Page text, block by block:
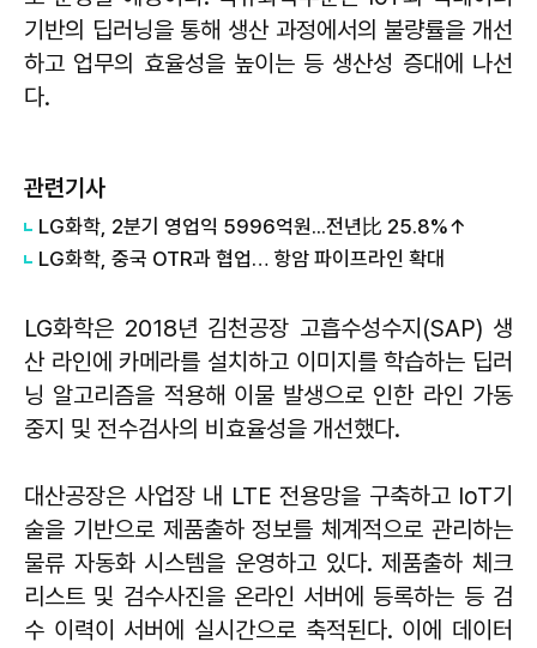
기반의 딥러닝을 통해 생산 과정에서의 불량률을 개선
하고 업무의 효율성을 높이는 등 생산성 증대에 나선
다.
관련기사
LG화학, 2분기 영업익 5996억원...전년比 25.8%↑
LG화학, 중국 OTR과 협업… 항암 파이프라인 확대
LG화학은 2018년 김천공장 고흡수성수지(SAP) 생
산 라인에 카메라를 설치하고 이미지를 학습하는 딥러
닝 알고리즘을 적용해 이물 발생으로 인한 라인 가동
중지 및 전수검사의 비효율성을 개선했다.
대산공장은 사업장 내 LTE 전용망을 구축하고 IoT기
술을 기반으로 제품출하 정보를 체계적으로 관리하는
물류 자동화 시스템을 운영하고 있다. 제품출하 체크
리스트 및 검수사진을 온라인 서버에 등록하는 등 검
수 이력이 서버에 실시간으로 축적된다. 이에 데이터